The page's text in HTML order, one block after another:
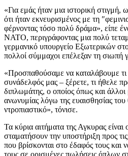
«Για εμάς ήταν μια ιστορική
ότι ήταν εκνευρισμένος με τη
φέρνοντας τόσο πολύ δράμα», είπε
ΝΑΤΟ, περιγράφοντας μια πολύ
γερμανικό υπουργείο Εξωτερικών
πολλοί σύμμαχοι επέλεξαν τη σιωπή
«Προσπαθούσαμε να καταλάβουμε
συνάδελφός μας – ξέρετε, τι ήθελε
διπλωμάτης, ο οποίος όπως και
ανωνυμίας λόγω της ευαισθησίας
ντροπιαστικό», τόνισε.
Τα κύρια αιτήματα της Αγκυρας είναι
σταματήσουν την υποστήριξη προς
που βρίσκονται στο έδαφός τους και
τους σε ορισμένες πωλήσεις όπλων